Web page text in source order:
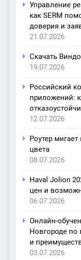
Управление
как SERM
доверия и
21.07.2026
Скачать
19.07.2026
Российский
приложений:
12.07.2026
Роутер
цвета
08.07.2026
Haval Jolion
цен и
06.07.2026
Онлайн-
Новгороде
и
03.07.2026